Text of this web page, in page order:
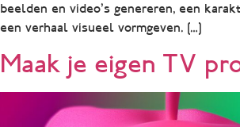
beelden en video’s genereren, een
een verhaal visueel vormgeven. […]
Maak je eigen TV